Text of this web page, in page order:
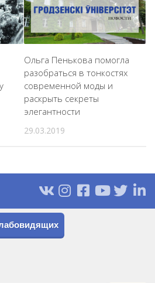
Ольга Пенькова помогла
разобраться в тонкостях
современной моды и
раскрыть секреты
элегантности
29.03.2019